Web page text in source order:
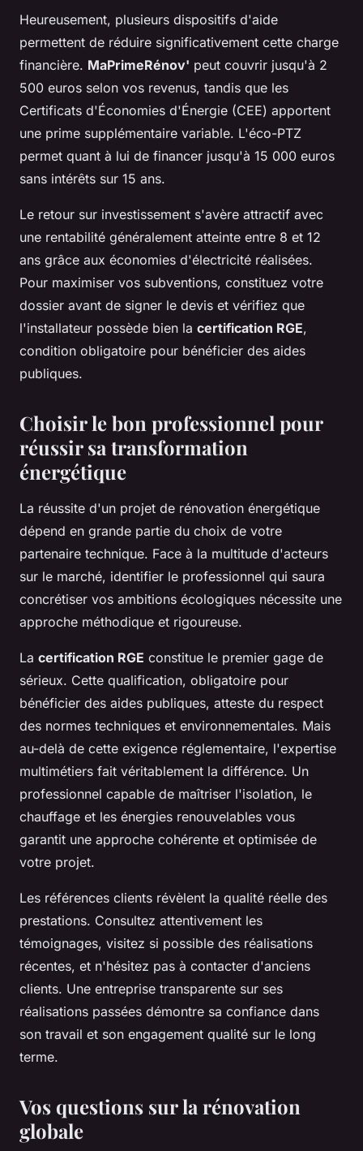
Heureusement, plusieurs dispositifs d'aide
permettent de réduire significativement cette charge
financière. MaPrimeRénov' peut couvrir jusqu'à 2
500 euros selon vos revenus, tandis que les
Certificats d'Économies d'Énergie (CEE) apportent
une prime supplémentaire variable. L'éco-PTZ
permet quant à lui de financer jusqu'à 15 000 euros
sans intérêts sur 15 ans.
Le retour sur investissement s'avère attractif avec
une rentabilité généralement atteinte entre 8 et 12
ans grâce aux économies d'électricité réalisées.
Pour maximiser vos subventions, constituez votre
dossier avant de signer le devis et vérifiez que
l'installateur possède bien la certification RGE,
condition obligatoire pour bénéficier des aides
publiques.
Choisir le bon professionnel pour
réussir sa transformation
énergétique
La réussite d'un projet de rénovation énergétique
dépend en grande partie du choix de votre
partenaire technique. Face à la multitude d'acteurs
sur le marché, identifier le professionnel qui saura
concrétiser vos ambitions écologiques nécessite une
approche méthodique et rigoureuse.
La certification RGE constitue le premier gage de
sérieux. Cette qualification, obligatoire pour
bénéficier des aides publiques, atteste du respect
des normes techniques et environnementales. Mais
au-delà de cette exigence réglementaire, l'expertise
multimétiers fait véritablement la différence. Un
professionnel capable de maîtriser l'isolation, le
chauffage et les énergies renouvelables vous
garantit une approche cohérente et optimisée de
votre projet.
Les références clients révèlent la qualité réelle des
prestations. Consultez attentivement les
témoignages, visitez si possible des réalisations
récentes, et n'hésitez pas à contacter d'anciens
clients. Une entreprise transparente sur ses
réalisations passées démontre sa confiance dans
son travail et son engagement qualité sur le long
terme.
Vos questions sur la rénovation
globale